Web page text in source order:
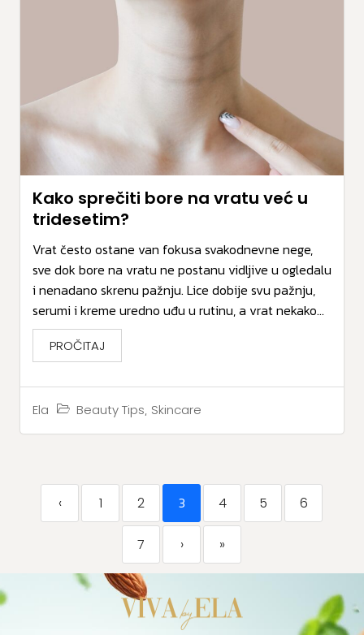
Kako sprečiti bore na vratu već u
tridesetim?
Ela Beauty Tips, Skincare
Vrat često ostane van fokusa svakodnevne nege,
sve dok bore na vratu ne postanu vidljive u ogledalu
i nenadano skrenu pažnju. Lice dobije svu pažnju,
serumi i kreme uredno uđu u rutinu, a vrat nekako...
PROČITAJ
‹ 1 2 3 4 5 6
7 › »